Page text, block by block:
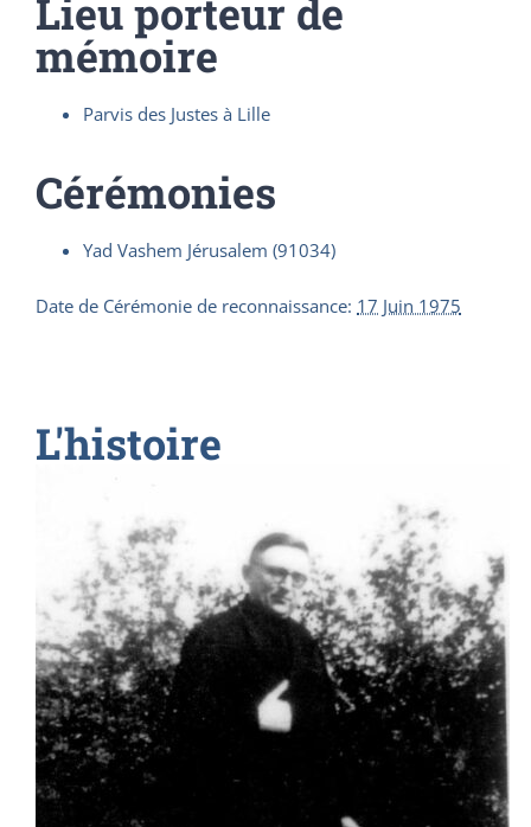
Lieu porteur de
mémoire
Parvis des Justes à Lille
Cérémonies
Yad Vashem Jérusalem (91034)
Date de Cérémonie de reconnaissance: 17 Juin 1975
L'histoire